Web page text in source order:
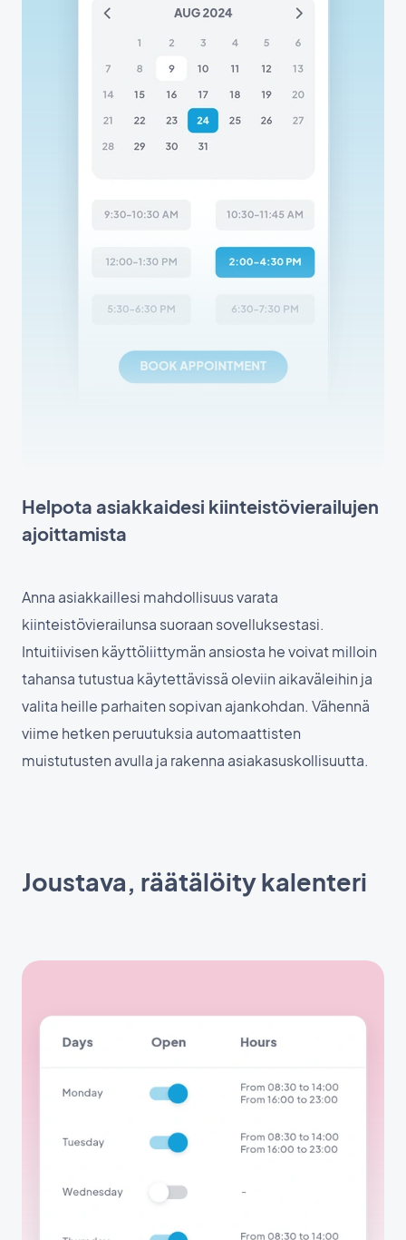
Helpota asiakkaidesi kiinteistövierailujen
ajoittamista
Anna asiakkaillesi mahdollisuus varata
kiinteistövierailunsa suoraan sovelluksestasi.
Intuitiivisen käyttöliittymän ansiosta he voivat milloin
tahansa tutustua käytettävissä oleviin aikaväleihin ja
valita heille parhaiten sopivan ajankohdan. Vähennä
viime hetken peruutuksia automaattisten
muistutusten avulla ja rakenna asiakasuskollisuutta.
Joustava, räätälöity kalenteri